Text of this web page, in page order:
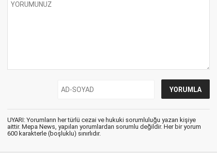
UYARI: Yorumların her türlü cezai ve hukuki sorumluluğu yazan kişiye
aittir. Mepa News, yapılan yorumlardan sorumlu değildir. Her bir yorum
600 karakterle (boşluklu) sınırlıdır.